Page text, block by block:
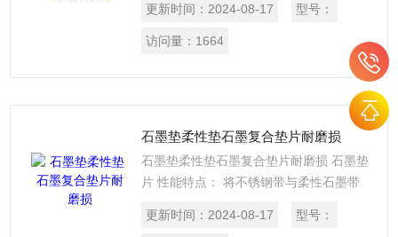
缠绕，焊接端点而成。 主要用途：与高
温、高压的蒸汽、油气、溶剂、气体、传
热介质等接触的管道、法兰、阀门、泵进
出口，各种换热器、反应塔、观察孔、手
更新时间： 2024-08-17 型号：
访问量： 1664
石墨垫柔性垫石墨复合垫片耐磨损
石墨垫柔性垫石墨复合垫片耐磨损 石墨垫
片 性能特点： 将不锈钢带与柔性石墨带
接端点而成。 主要用途：与高温、高压的
更新时间： 2024-08-17 型号：